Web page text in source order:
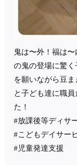
鬼は〜外！福は
の鬼の登場に驚
を願いながら豆
と子ども達に職
た！
#放課後等ディサ
#こどもデイサー
#児童発達支援